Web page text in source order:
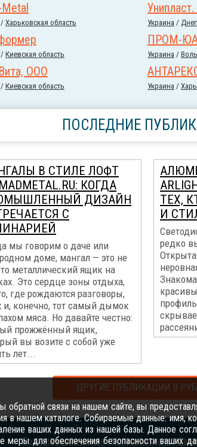
/ Харьковская область Украина /
/ Киевская область
ПРОМ-
Украина /
ООО
/ Киевская область Украина /
ПОСЛЕДНИЕ
В СТИЛЕ ЛОФТ
КОГДА
ДИЗАЙН
С
мы говорим о даче или
доме, мангал — это не
металлический ящик на
Это сердце зоны отдыха,
где рождаются разговоры,
и, конечно, тот самый дымок
мяса. Но давайте честно:
прожжённый ящик,
вы возите с собой уже
лет...
ТЕХ,
И
редко
ДРУГИЕ ПУБЛИКАЦИИ В
Правила размещения|Услуги портала|
связи на нашем сайте, вы
в нашем каталоге. Собираемые данные: имя,
ваших данных из нашей базы. Данное
для обеспечения безопасности ваших